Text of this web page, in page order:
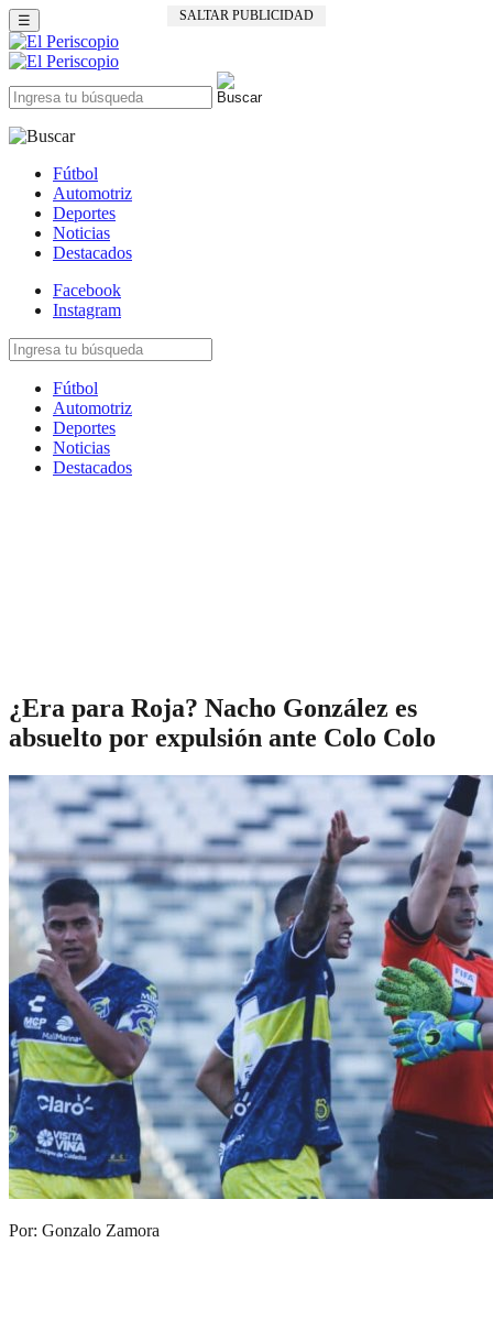
SALTAR PUBLICIDAD
☰
Fútbol
Automotriz
Deportes
Noticias
Destacados
Facebook
Instagram
Fútbol
Automotriz
Deportes
Noticias
Destacados
¿Era para Roja? Nacho González es
absuelto por expulsión ante Colo Colo
Por: Gonzalo Zamora